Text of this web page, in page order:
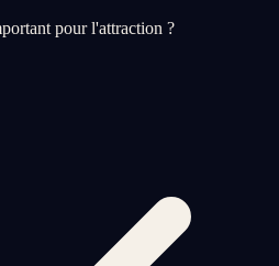
pour l'attraction ?